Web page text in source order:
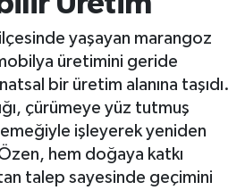
yaşayan marangoz
üretimini geride
bir üretim alanına taşıdı.
çürümeye yüz tutmuş
emeğiyle işleyerek yeniden
hem doğaya katkı
talep sayesinde geçimini